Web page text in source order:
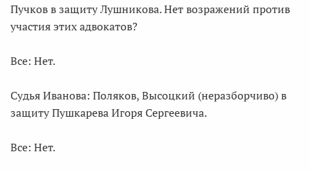
Пучков в защиту Лушникова. Нет возражений против
участия этих адвокатов?
Все: Нет.
Судья Иванова: Поляков, Высоцкий (неразборчиво) в
защиту Пушкарева Игоря Сергеевича.
Все: Нет.